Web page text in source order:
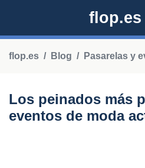
flop.es
flop.es Blog Pasarelas y
Los peinados más
eventos de moda